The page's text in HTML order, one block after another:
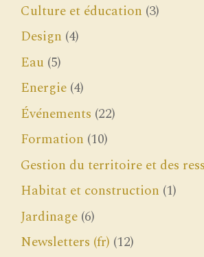
Culture et éducation (3)
Design (4)
Eau (5)
Energie (4)
Événements (22)
Formation (10)
Gestion du territoire et des
Habitat et construction (1)
Jardinage (6)
Newsletters (fr) (12)